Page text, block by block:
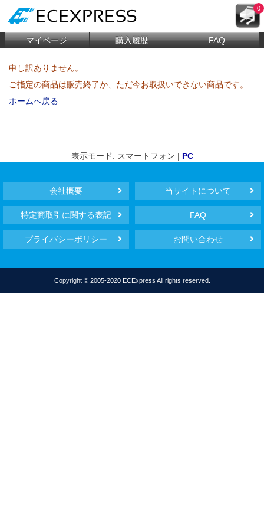
0
マイページ 購入履歴 FAQ
申し訳ありません。
ご指定の商品は販売終了か、ただ今お取扱いできない商品です。
ホームへ戻る
表示モード: スマートフォン | PC
会社概要 当サイトについて
特定商取引に関する表記 FAQ
プライバシーポリシー お問い合わせ
Copyright © 2005-2020 ECExpress All rights reserved.